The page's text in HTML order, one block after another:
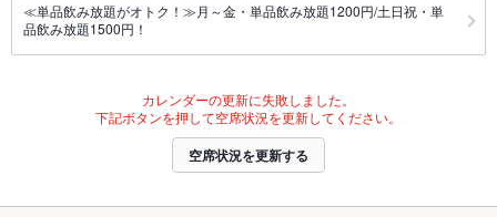
≪単品飲み放題がオトク！≫月～金・単品飲み放題1200円/土日祝・単
品飲み放題1500円！
カレンダーの更新に失敗しました。
下記ボタンを押して空席状況を更新してください。
空席状況を更新する